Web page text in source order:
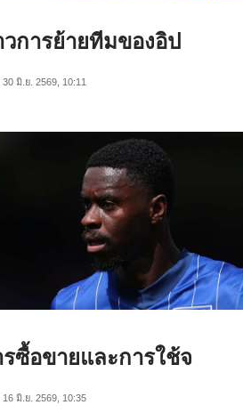
การย้ายทีมของอิป
30 มิ.ย. 2569, 10:11
ซื้อขายและการใช้จ
16 มิ.ย. 2569, 10:35